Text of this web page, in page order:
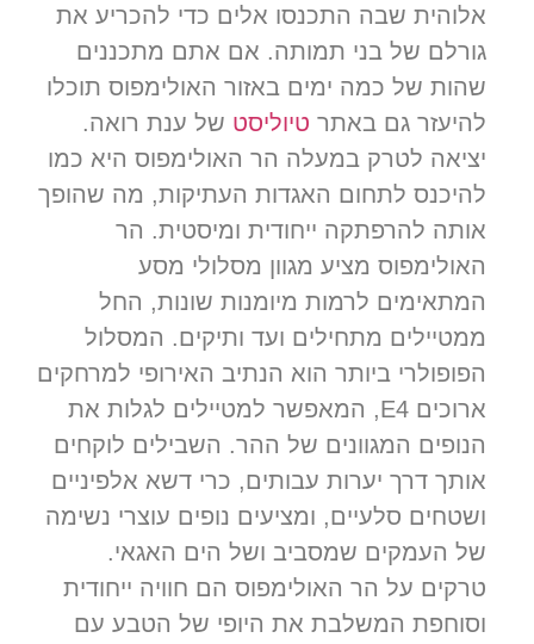
אלוהית שבה התכנסו אלים כדי להכריע את
גורלם של בני תמותה. אם אתם מתכננים
שהות של כמה ימים באזור האולימפוס תוכלו
להיעזר גם באתר טיוליסט של ענת רואה.
יציאה לטרק במעלה הר האולימפוס היא כמו
להיכנס לתחום האגדות העתיקות, מה שהופך
אותה להרפתקה ייחודית ומיסטית. הר
האולימפוס מציע מגוון מסלולי מסע
המתאימים לרמות מיומנות שונות, החל
ממטיילים מתחילים ועד ותיקים. המסלול
הפופולרי ביותר הוא הנתיב האירופי למרחקים
ארוכים E4, המאפשר למטיילים לגלות את
הנופים המגוונים של ההר. השבילים לוקחים
אותך דרך יערות עבותים, כרי דשא אלפיניים
ושטחים סלעיים, ומציעים נופים עוצרי נשימה
של העמקים שמסביב ושל הים האגאי.
טרקים על הר האולימפוס הם חוויה ייחודית
וסוחפת המשלבת את היופי של הטבע עם